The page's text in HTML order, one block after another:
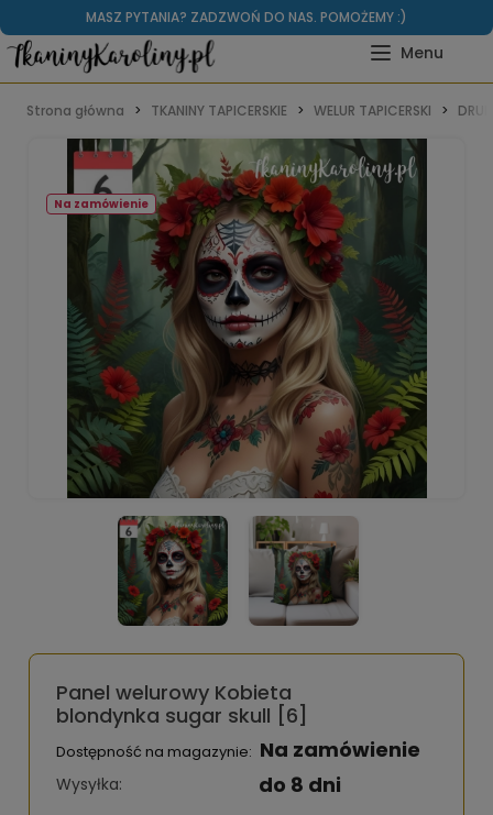
MASZ PYTANIA? ZADZWOŃ DO NAS. POMOŻEMY :)
Strona główna TKANINY TAPICERSKIE WELUR TAPICERSKI
Na zamówienie
Panel welurowy Kobieta
blondynka sugar skull [6]
Dostępność na magazynie: Na zamówienie
Wysyłka: do 8 dni